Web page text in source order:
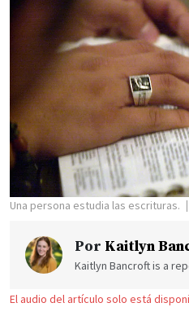
Una persona estudia las escrituras.
Por Kaitlyn
Kaitlyn Bancroft is a
El audio del artículo solo está